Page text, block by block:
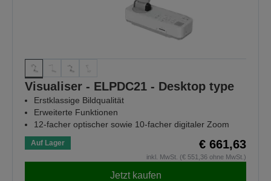
Visualiser - ELPDC21 - Desktop type
Erstklassige Bildqualität
Erweiterte Funktionen
12-facher optischer sowie 10-facher digitaler Zoom
Auf Lager € 661,63
inkl. MwSt. (€ 551,36 ohne MwSt.)
Jetzt kaufen